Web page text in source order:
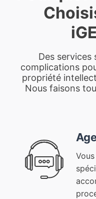
Des services
complications
propriété
Nous faisons